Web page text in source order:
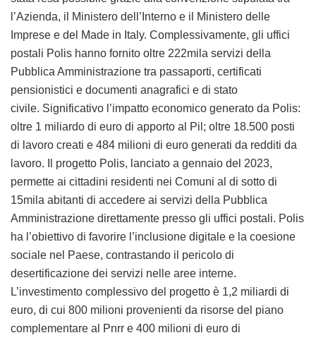
l’Azienda, il Ministero dell’Interno e il Ministero delle
Imprese e del Made in Italy. Complessivamente, gli uffici
postali Polis hanno fornito oltre 222mila servizi della
Pubblica Amministrazione tra passaporti, certificati
pensionistici e documenti anagrafici e di stato
civile. Significativo l’impatto economico generato da Polis:
oltre 1 miliardo di euro di apporto al Pil; oltre 18.500 posti
di lavoro creati e 484 milioni di euro generati da redditi da
lavoro. Il progetto Polis, lanciato a gennaio del 2023,
permette ai cittadini residenti nei Comuni al di sotto di
15mila abitanti di accedere ai servizi della Pubblica
Amministrazione direttamente presso gli uffici postali. Polis
ha l’obiettivo di favorire l’inclusione digitale e la coesione
sociale nel Paese, contrastando il pericolo di
desertificazione dei servizi nelle aree interne.
L’investimento complessivo del progetto è 1,2 miliardi di
euro, di cui 800 milioni provenienti da risorse del piano
complementare al Pnrr e 400 milioni di euro di